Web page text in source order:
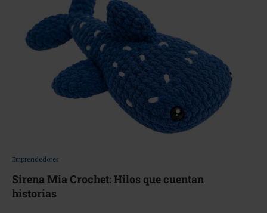
Emprendedores
Sirena Mia Crochet: Hilos que cuentan
historias